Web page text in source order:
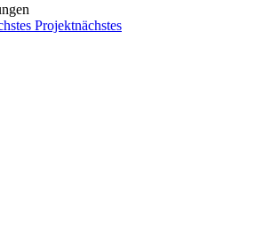
Projektnächstes